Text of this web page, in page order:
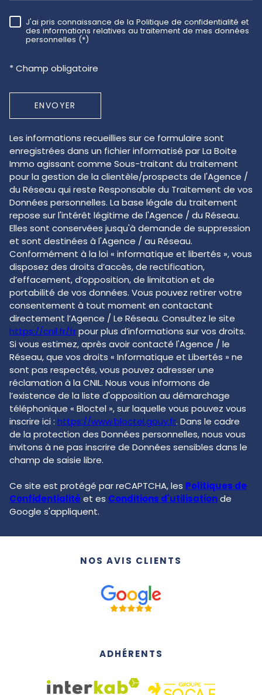
RÈGLEMENTATION
J'ai pris connaissance de la Politique de confidentialité et
des informations relatives au traitement de mes données
personnelles (*)
* Champ obligatoire
ENVOYER
Les informations recueillies sur ce formulaire sont
enregistrées dans un fichier informatisé par La Boite
Immo agissant comme Sous-traitant du traitement
pour la gestion de la clientèle/prospects de l'Agence /
du Réseau qui reste Responsable du Traitement de vos
Données personnelles. La base légale du traitement
repose sur l'intérêt légitime de l'Agence / du Réseau.
Elles sont conservées jusqu'à demande de suppression
et sont destinées à l'Agence / au Réseau.
Conformément à la loi « informatique et libertés », vous
disposez des droits d’accès, de rectification,
d’effacement, d’opposition, de limitation et de
portabilité de vos données. Vous pouvez retirer votre
consentement à tout moment en contactant
directement l’Agence / Le Réseau. Consultez le site
https://cnil.fr/frpour plus d’informations sur vos droits.
Si vous estimez, après avoir contacté l'Agence / le
Réseau, que vos droits « Informatique et Libertés » ne
sont pas respectés, vous pouvez adresser une
réclamation à la CNIL. Nous vous informons de
l’existence de la liste d'opposition au démarchage
téléphonique « Bloctel », sur laquelle vous pouvez vous
inscrire ici : https://www.bloctel.gouv.fr. Dans le cadre
de la protection des Données personnelles, nous vous
invitons à ne pas inscrire de Données sensibles dans le
champ de saisie libre.
Ce site est protégé par reCAPTCHA, les Politiques de
Confidentialité et es Conditions d'utilisationde
Google s'appliquent.
NOS AVIS CLIENTS
ADHÉRENTS